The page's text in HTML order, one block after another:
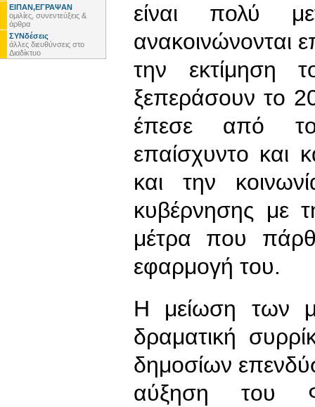
ΕΙΠΑΝ,ΕΓΡΑΨΑΝ
ομιλίες, συνεντεύξεις &
άρθρα
ΣΥΝδέσεις
άλλες διευθύνσεις στο
Διαδίκτυο
είναι πολύ
ανακοινώνονται
την εκτίμηση
ξεπεράσουν το
έπεσε από
επαίσχυντο και
και την
κυβέρνησης με
μέτρα που
εφαρμογή του.
Η μείωση των
δραματική
δημοσίων
αύξηση του